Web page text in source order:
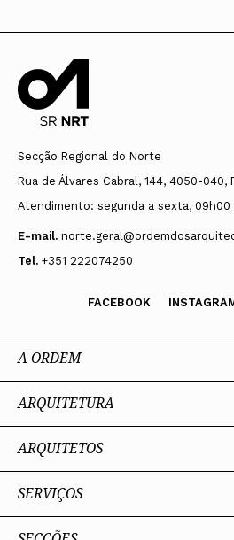
Secção Regional do Norte
Rua de Álvares Cabral, 144, 4050-040,
Atendimento: segunda a sexta, 09h00
E-mail.
Tel. +351 222074250
FACEBOOK
A ORDEM
Ordem dos Arquitectos
Sobre a OA
Legado
Estatuto e Regulamentos
Comissões Técnicas
Membros Honorários
ARQUITETURA
Trabalhar com Arquiteto
Porquê um Arquiteto
Boas práticas
ARQUITETOS
Portal dos Arquitectos
Sobre o Portal
SERVIÇOS